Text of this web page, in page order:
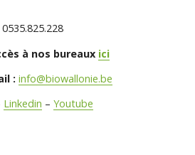
0535.825.228
à nos bureaux ici
: info@biowallonie.be
Linkedin –Youtube